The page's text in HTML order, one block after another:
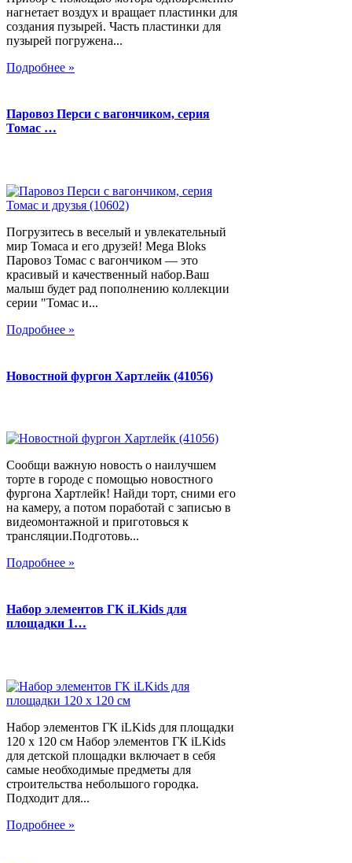
нагнетает воздух и вращает пластинки для
создания пузырей. Часть пластинки для
пузырей погружена...
Подробнее »
Паровоз Перси с вагончиком, серия
Томас …
Погрузитесь в веселый и увлекательный
мир Томаса и его друзей! Mega Bloks
Паровоз Томас с вагончиком — это
красивый и качественный набор.Ваш
малыш будет рад пополнению коллекции
серии "Томас и...
Подробнее »
Новостной фургон Хартлейк (41056)
Сообщи важную новость о наилучшем
торте в городе с помощью новостного
фургона Хартлейк! Найди торт, сними его
на камеру, а потом поработай с записью в
видеомонтажной и приготовься к
трансляции.Подготовь...
Подробнее »
Набор элементов ГК iLKids для
площадки 1…
Набор элементов ГК iLKids для площадки
120 х 120 см Набор элементов ГК iLKids
для детской площадки включает в себя
самые необходимые предметы для
строительства небольшого городка.
Подходит для...
Подробнее »